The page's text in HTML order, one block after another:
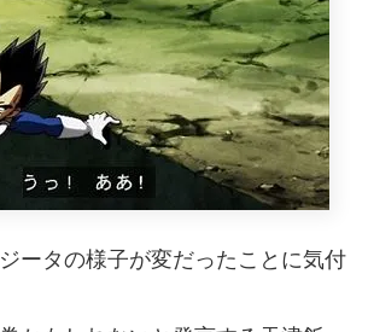
ータの様子が変だったことに気付